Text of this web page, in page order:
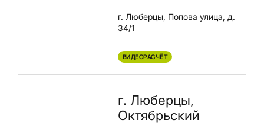
г. Люберцы, Попова улица, д.
34/1
ВИДЕОРАСЧЁТ
г. Люберцы,
Октябрьский